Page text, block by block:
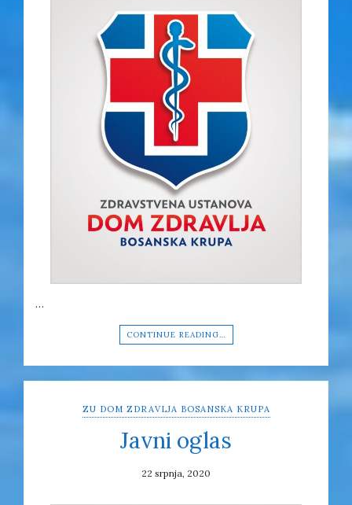
…
CONTINUE READING…
ZU DOM ZDRAVLJA BOSANSKA KRUPA
Javni oglas
22 srpnja, 2020